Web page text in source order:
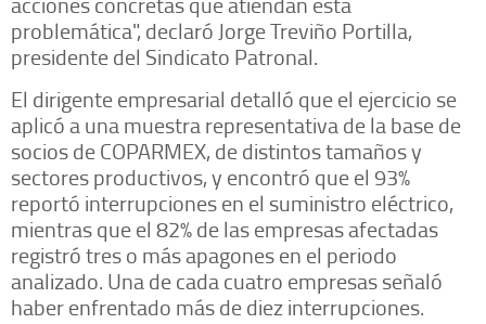
problemática", declaró Jorge Treviño Portilla,
presidente del Sindicato Patronal.
El dirigente empresarial detalló que el ejercicio se
aplicó a una muestra representativa de la base de
socios de COPARMEX, de distintos tamaños y
sectores productivos, y encontró que el 93%
reportó interrupciones en el suministro eléctrico,
mientras que el 82% de las empresas afectadas
registró tres o más apagones en el periodo
analizado. Una de cada cuatro empresas señaló
haber enfrentado más de diez interrupciones.